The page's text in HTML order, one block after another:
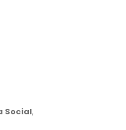
Social,